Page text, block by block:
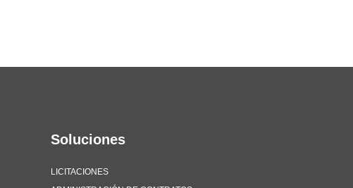
Soluciones
LICITACIONES